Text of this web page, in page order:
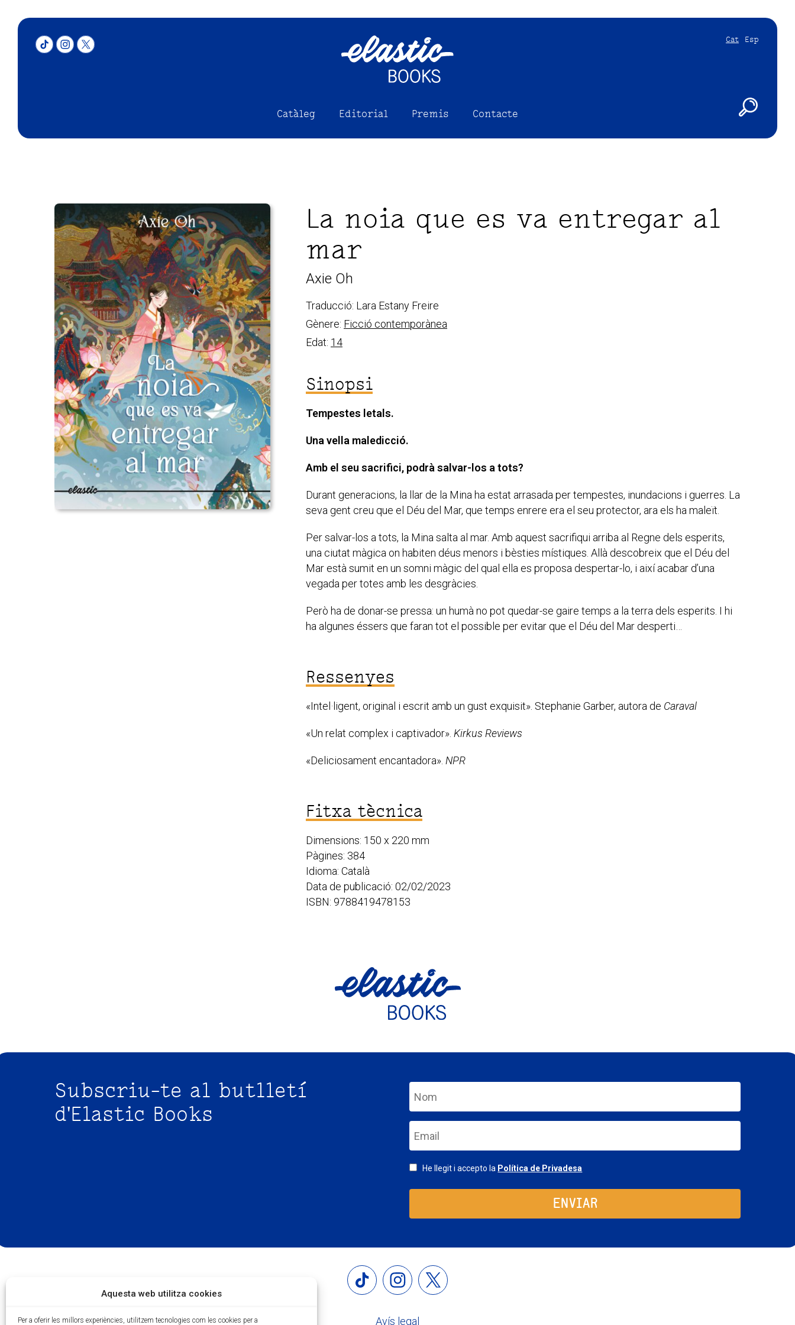
Aquesta web utilitza cookies
Per a oferir les millors experiències, utilitzem tecnologies com les cookies per a
Cat Esp
Catàleg Editorial Premis Contacte
La noia que es va entregar al
mar
Axie Oh
Traducció: Lara Estany Freire
Gènere: Ficció contemporànea
Edat: 14
Sinopsi
Tempestes letals.
Una vella maledicció.
Amb el seu sacrifici, podrà salvar-los a tots?
Durant generacions, la llar de la Mina ha estat arrasada per tempestes, inundacions i guerres. La
seva gent creu que el Déu del Mar, que temps enrere era el seu protector, ara els ha maleït.
Per salvar-los a tots, la Mina salta al mar. Amb aquest sacrifiqui arriba al Regne dels esperits,
una ciutat màgica on habiten déus menors i bèsties místiques. Allà descobreix que el Déu del
Mar està sumit en un somni màgic del qual ella es proposa despertar-lo, i així acabar d’una
vegada per totes amb les desgràcies.
Però ha de donar-se pressa: un humà no pot quedar-se gaire temps a la terra dels esperits. I hi
ha algunes éssers que faran tot el possible per evitar que el Déu del Mar desperti…
Ressenyes
«Intel·ligent, original i escrit amb un gust exquisit». Stephanie Garber, autora de Caraval
«Un relat complex i captivador». Kirkus Reviews
«Deliciosament encantadora». NPR
Fitxa tècnica
Dimensions: 150 x 220 mm
Pàgines: 384
Idioma: Català
Data de publicació: 02/02/2023
ISBN: 9788419478153
Subscriu-te al butlletí
d'Elastic Books
Consentimiento
He llegit i accepto la Política de Privadesa
Avís legal